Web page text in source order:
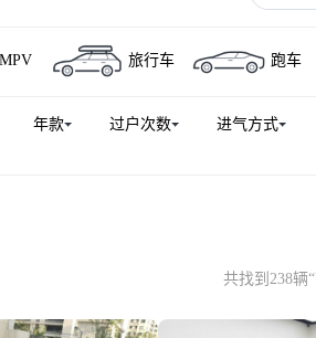
MPV 旅行车 跑车
年款 过户次数 进气方式
共找到238辆“